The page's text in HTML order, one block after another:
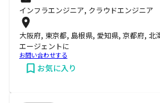
インフラエンジニア, クラウドエンジニア
大阪府, 東京都, 島根県, 愛知県, 京都府, 北
エージェントに
お問い合わせする
お気に入り